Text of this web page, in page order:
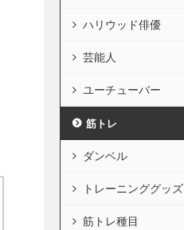
ハリウッド俳優
芸能人
ユーチューバー
筋トレ
ダンベル
トレーニンググッズ
筋トレ種目